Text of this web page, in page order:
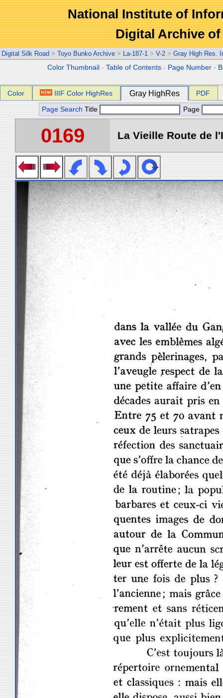
National Institute of
Digital Archive
Digital Silk Road > Toyo Bunko Archive > La-187-1 > V-2 > Gray High Res.
Color Thumbnail -Table of Contents - Page Number -
Color IIIF Color HighRes Gray HighRes PDF
Page Search Title Page
0169 La Vieille Route de